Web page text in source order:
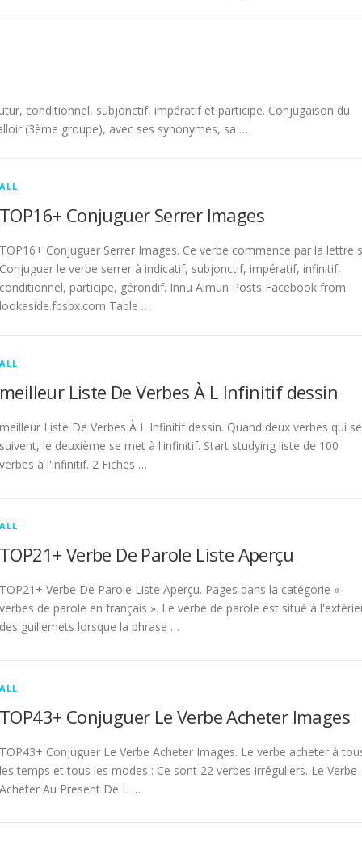
conditionnel, subjonctif, impératif et participe. Conjugaison du
(3ème groupe), avec ses synonymes, sa …
ALL
TOP16+ Conjuguer Serrer Images
TOP16+ Conjuguer Serrer Images. Ce verbe commence par la lettre
Conjuguer le verbe serrer à indicatif, subjonctif, impératif, infinitif,
conditionnel, participe, gérondif. Innu Aimun Posts Facebook from
lookaside.fbsbx.com Table …
ALL
meilleur Liste De Verbes À L Infinitif dessin
meilleur Liste De Verbes À L Infinitif dessin. Quand deux verbes qui se
suivent, le deuxième se met à l'infinitif. Start studying liste de 100
verbes à l'infinitif. 2 Fiches …
ALL
TOP21+ Verbe De Parole Liste Aperçu
TOP21+ Verbe De Parole Liste Aperçu. Pages dans la catégorie «
verbes de parole en français ». Le verbe de parole est situé à
des guillemets lorsque la phrase …
ALL
TOP43+ Conjuguer Le Verbe Acheter Images
TOP43+ Conjuguer Le Verbe Acheter Images. Le verbe acheter à
les temps et tous les modes : Ce sont 22 verbes irréguliers. Le Verbe
Acheter Au Present De L …